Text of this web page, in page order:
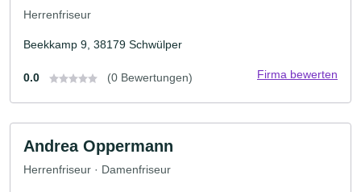
Herrenfriseur
Beekkamp 9, 38179 Schwülper
0.0 (0 Bewertungen) Firma bewerten
Andrea Oppermann
Herrenfriseur · Damenfriseur